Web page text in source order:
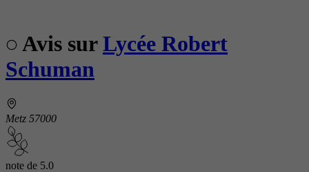
Avis surLycée Robert
Schuman
Metz 57000
note de 5.0